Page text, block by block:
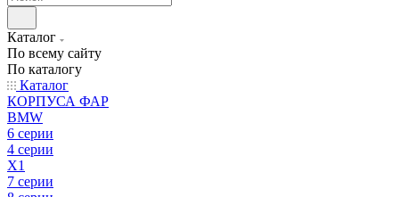
Каталог
По всему сайту
По каталогу
Каталог
КОРПУСА ФАР
BMW
6 серии
4 серии
X1
7 серии